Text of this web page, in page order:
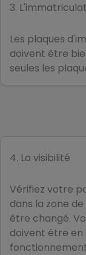
3.
Les plaques
doivent être
seules les
4. La visibilité
Vérifiez votre
dans la zone
être changé.
doivent être en